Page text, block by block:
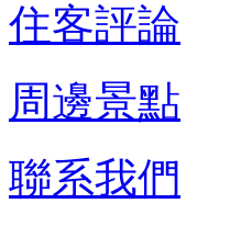
住客評論
周邊景點
聯系我們